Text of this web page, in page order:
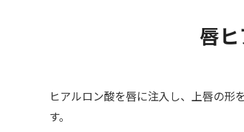
唇
ヒアルロン酸を唇に注入し、上唇の形
す。